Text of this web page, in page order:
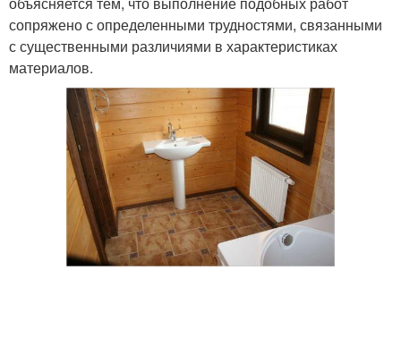
сопряжено с определенными трудностями, связанными
с существенными различиями в характеристиках
материалов.